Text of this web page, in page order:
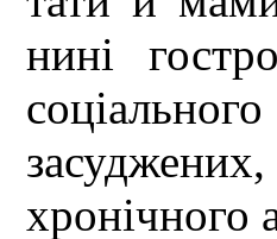
нині
хронічного